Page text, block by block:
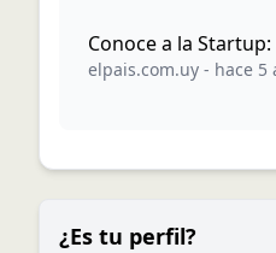
Conoce a la
elpais.com.uy - hace 5
¿Es tu perfil?